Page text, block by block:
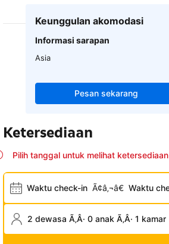
Keunggulan akomodasi
Informasi sarapan
Asia
Pesan sekarang
Ketersediaan
Pilih tanggal untuk melihat
Waktu check-in Ã¢â‚¬â€ Waktu
2 dewasa Ã‚Â· 0 anak Ã‚Â· 1 kamar